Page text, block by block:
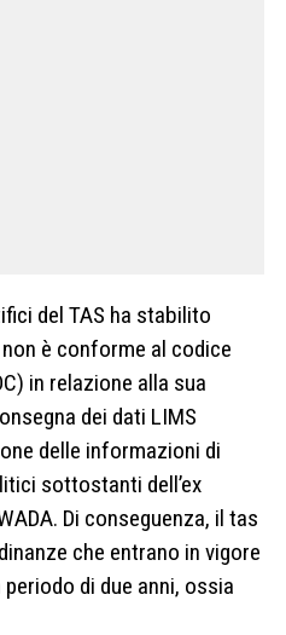
del TAS ha stabilito
non è conforme al codice
in relazione alla sua
dei dati LIMS
delle informazioni di
sottostanti dell’ex
Di conseguenza, il tas
che entrano in vigore
di due anni, ossia